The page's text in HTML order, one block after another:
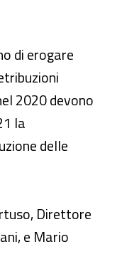
di erogare
2020 devono
la
delle
Direttore
e Mario